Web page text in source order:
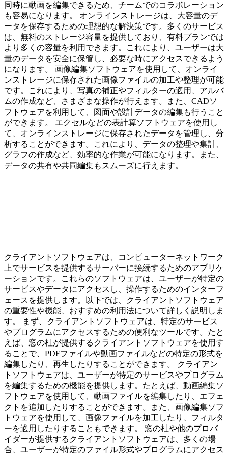
同時に動画を編集できるため、チームでのコラボレーション
も容易になります。 オンラインストレージは、大容量のデ
ータを保存するための理想的な解決策です。多くのサービス
は、無料のストレージ容量を提供しており、有料プランでは
より多くの容量を利用できます。これにより、ユーザーは大
量のデータを安全に保管し、必要な時にアクセスできるよう
になります。 画像編集ソフトウェアを使用して、オンライ
ンストレージに保存された画像ファイルの加工や整理が可能
です。これにより、写真の補正やフィルターの適用、アルバ
ムの作成など、さまざまな操作が行えます。また、CADソ
フトウェアを利用して、図面や設計データの編集も行うこと
ができます。 エクセルなどの表計算ソフトウェアを使用し
て、オンラインストレージに保存されたデータを管理し、分
析することができます。これにより、データの整理や集計、
グラフの作成など、効率的な作業が可能になります。また、
データの共有や共同編集もスムーズに行えます。
クライアントソフトウェアは、コンピューターネットワーク
上でサービスを提供するサーバーに接続するためのアプリケ
ーションです。これらのソフトウェアは、ユーザーが特定の
サービスやデータにアクセスし、操作するためのインターフ
ェースを提供します。以下では、クライアントソフトウェア
の重要性や機能、おすすめの利用法について詳しく説明しま
す。 まず、クライアントソフトウェアは、特定のサービス
やプログラムにアクセスするための便利なツールです。たと
えば、窓の杜が提供するクライアントソフトウェアを使用す
ることで、PDFファイルや動画ファイルなどの特定の形式を
編集したり、再生したりすることができます。 クライアン
トソフトウェアは、ユーザーが特定のサービスやプログラム
を編集するための機能を提供します。たとえば、動画編集ソ
フトウェアを使用して、動画ファイルを編集したり、エフェ
クトを追加したりすることができます。また、画像編集ソフ
トウェアを使用して、画像ファイルを加工したり、フィルタ
ーを適用したりすることもできます。 窓の杜や他のプロバ
イダーが提供するクライアントソフトウェアは、多くの場
合、ユーザーが特定のファイル形式やプログラムにアクセス